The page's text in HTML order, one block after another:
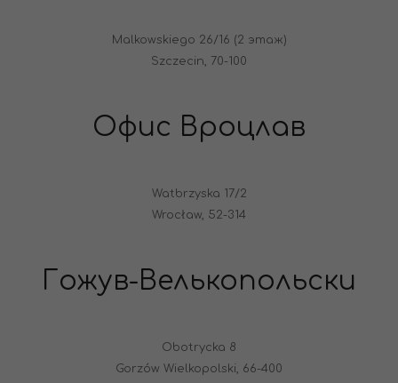
Malkowskiego 26/16 (2 этаж)
Szczecin, 70-100
Офис Вроцлав
Watbrzyska 17/2
Wrocław, 52-314
Гожув-Велькопольски
Obotrycka 8
Gorzów Wielkopolski, 66-400